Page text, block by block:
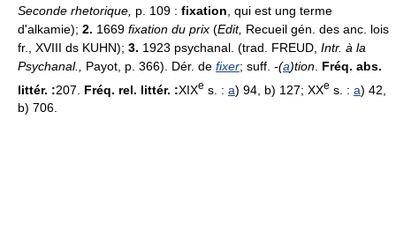
Seconde rhetorique, p. 109 : fixation , qui est ung terme
d'alkamie); 2. 1669 fixation du prix (Edit, Recueil gén. des anc. lois
fr., XVIII ds KUHN); 3. 1923 psychanal. (trad. FREUD, Intr. à la
Psychanal., Payot, p. 366). Dér. de fixer; suff. -(a)tion Fréq. abs.
littér. :207. Fréq. rel. littér. :XIXe s. : a) 94, b) 127; XXe s. : a) 42,
b) 706.